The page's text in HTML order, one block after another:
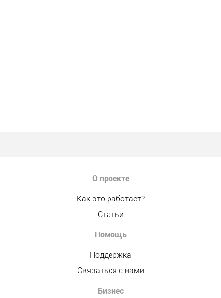
О проекте
Как это работает?
Статьи
Помощь
Поддержка
Связаться с нами
Бизнес